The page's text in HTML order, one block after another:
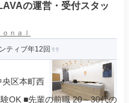
の運営・受付スタッ
ｎａｌ
ティブ年12回
区本町西
OK ■先輩の前職 20～30代の